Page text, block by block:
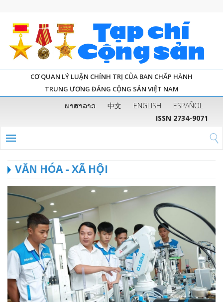
CƠ QUAN LÝ LUẬN CHÍNH TRỊ CỦA BAN CHẤP HÀNH
TRUNG ƯƠNG ĐẢNG CỘNG SẢN VIỆT NAM
ພາສາລາວ 中文 ENGLISH
ESPAÑOL
ISSN 2734-9071
VĂN HÓA - XÃ HỘI